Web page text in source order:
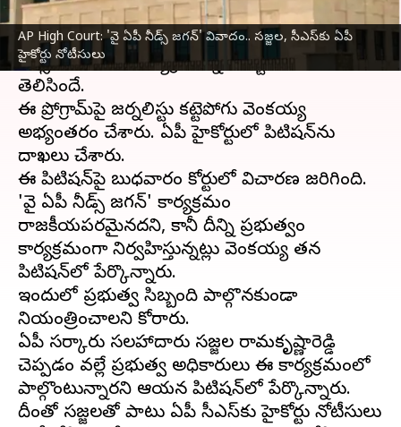
AP High Court: 'వై ఏపీ నీడ్స్ జగన్' వివాదం.. సజ్జల, సీఎస్‌కు ఏపీ
హైకోర్టు నోటీసులు
ఈ వార్తాకథనం ఏంటి
ఆంధ్రప్రదేశ్‌లోని వైసీపీ ప్రభుత్వం ఇటీవల 'వై ఏపీ
నీడ్స్ జగన్' అనే కార్యక్రమాన్ని చేపట్టిన విషయం
తెలిసిందే.
ఈ ప్రోగ్రామ్‌పై జర్నలిస్టు కట్టెపోగు వెంకయ్య
అభ్యంతరం చేశారు. ఏపీ హైకోర్టులో పిటిషన్‌ను
దాఖలు చేశారు.
ఈ పిటిషన్‌పై బుధవారం కోర్టులో విచారణ జరిగింది.
'వై ఏపీ నీడ్స్ జగన్' కార్యక్రమం
రాజకీయపరమైనదని, కానీ దీన్ని ప్రభుత్వం
కార్యక్రమంగా నిర్వహిస్తున్నట్లు వెంకయ్య తన
పిటిషన్‌లో పేర్కొన్నారు.
ఇందులో ప్రభుత్వ సిబ్బంది పాల్గొనకుండా
నియంత్రించాలని కోరారు.
ఏపీ సర్కారు సలహాదారు సజ్జల రామకృష్ణారెడ్డి
చెప్పడం వల్లే ప్రభుత్వ అధికారులు ఈ కార్యక్రమంలో
పాల్గొంటున్నారని ఆయన పిటిషన్‌లో పేర్కొన్నారు.
దీంతో సజ్జలతో పాటు ఏపీ సీఎస్‌కు హైకోర్టు నోటీసులు